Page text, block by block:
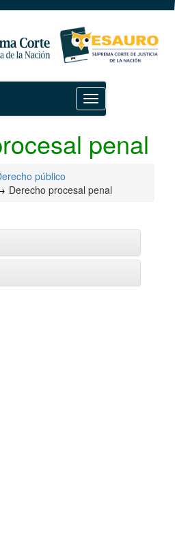
Toggle
navigation
penal
público
Derecho procesal penal